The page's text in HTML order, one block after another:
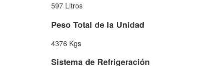
597 Litros
Peso Total de la Unidad
4376 Kgs
Sistema de Refrigeración